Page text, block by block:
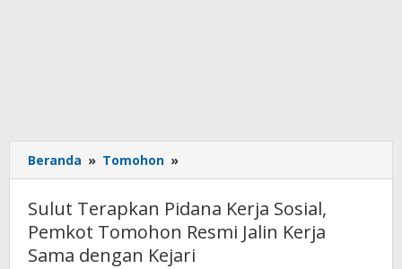
Beranda » Tomohon »
Terapkan
Pidana
Kerja
Sosial,
Pemkot
Sulut Terapkan Pidana Kerja Sosial,
Pemkot Tomohon Resmi Jalin Kerja
Sama dengan Kejari